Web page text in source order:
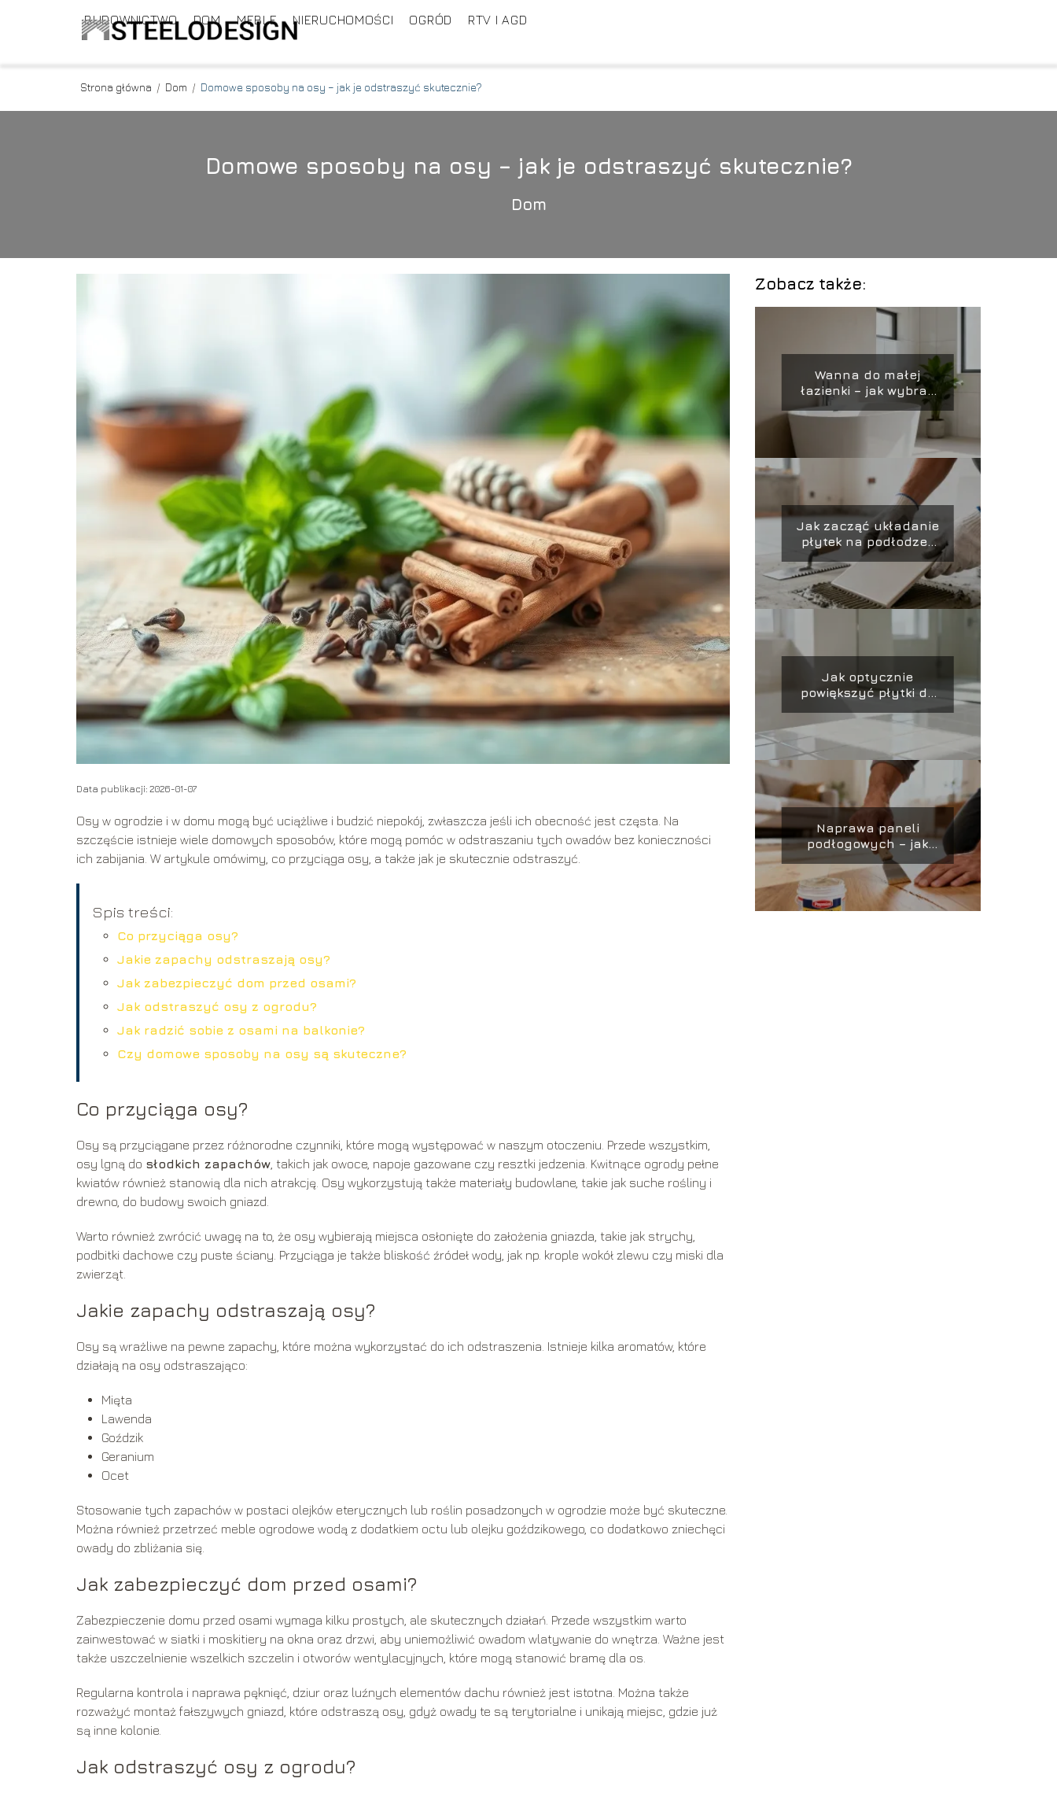
BUDOWNICTWO DOM MEBLE NIERUCHOMOŚCI OGRÓD RTV I AGD
Strona główna / Dom / Domowe sposoby na osy – jak je odstraszyć skutecznie?
Domowe sposoby na osy – jak je odstraszyć skutecznie?
Dom
Data publikacji: 2026-01-07
Osy w ogrodzie i w domu mogą być uciążliwe i budzić niepokój, zwłaszcza jeśli ich obecność jest częsta. Na
szczęście istnieje wiele domowych sposobów, które mogą pomóc w odstraszaniu tych owadów bez konieczności
ich zabijania. W artykule omówimy, co przyciąga osy, a także jak je skutecznie odstraszyć.
Spis treści:
Co przyciąga osy?
Jakie zapachy odstraszają osy?
Jak zabezpieczyć dom przed osami?
Jak odstraszyć osy z ogrodu?
Jak radzić sobie z osami na balkonie?
Czy domowe sposoby na osy są skuteczne?
Co przyciąga osy?
Osy są przyciągane przez różnorodne czynniki, które mogą występować w naszym otoczeniu. Przede wszystkim,
osy lgną do słodkich zapachów , takich jak owoce, napoje gazowane czy resztki jedzenia. Kwitnące ogrody pełne
kwiatów również stanowią dla nich atrakcję. Osy wykorzystują także materiały budowlane, takie jak suche rośliny i
drewno, do budowy swoich gniazd.
Warto również zwrócić uwagę na to, że osy wybierają miejsca osłonięte do założenia gniazda, takie jak strychy,
podbitki dachowe czy puste ściany. Przyciąga je także bliskość źródeł wody, jak np. krople wokół zlewu czy miski dla
zwierząt.
Jakie zapachy odstraszają osy?
Osy są wrażliwe na pewne zapachy, które można wykorzystać do ich odstraszenia. Istnieje kilka aromatów, które
działają na osy odstraszająco:
Mięta
Lawenda
Goździk
Geranium
Ocet
Stosowanie tych zapachów w postaci olejków eterycznych lub roślin posadzonych w ogrodzie może być skuteczne.
Można również przetrzeć meble ogrodowe wodą z dodatkiem octu lub olejku goździkowego, co dodatkowo zniechęci
owady do zbliżania się.
Jak zabezpieczyć dom przed osami?
Zabezpieczenie domu przed osami wymaga kilku prostych, ale skutecznych działań. Przede wszystkim warto
zainwestować w siatki i moskitiery na okna oraz drzwi, aby uniemożliwić owadom wlatywanie do wnętrza. Ważne jest
także uszczelnienie wszelkich szczelin i otworów wentylacyjnych, które mogą stanowić bramę dla os.
Regularna kontrola i naprawa pęknięć, dziur oraz luźnych elementów dachu również jest istotna. Można także
rozważyć montaż fałszywych gniazd, które odstraszą osy, gdyż owady te są terytorialne i unikają miejsc, gdzie już
są inne kolonie.
Jak odstraszyć osy z ogrodu?
Zobacz także:
Wanna do małej
łazienki – jak wybrać
idealny model?
Jak zacząć układanie
płytek na podłodze?
Poradnik krok po kroku
Jak optycznie
powiększyć płytki do
Naprawa paneli
podłogowych – jak
zrobić to
samodzielnie?